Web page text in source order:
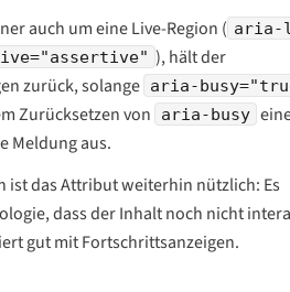
auch um eine Live-Region ( aria-
), hält der
zurück, solange aria-
Zurücksetzen von aria-busy
Meldung aus.
ist das Attribut weiterhin nützlich: Es
dass der Inhalt noch nicht
gut mit Fortschrittsanzeigen.